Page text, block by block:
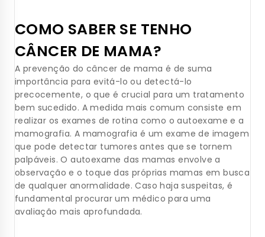
COMO SABER SE TENHO
CÂNCER DE MAMA?
A prevenção do câncer de mama é de suma
importância para evitá-lo ou detectá-lo
precocemente, o que é crucial para um tratamento
bem sucedido. A medida mais comum consiste em
realizar os exames de rotina como o autoexame e a
mamografia. A mamografia é um exame de imagem
que pode detectar tumores antes que se tornem
palpáveis. O autoexame das mamas envolve a
observação e o toque das próprias mamas em busca
de qualquer anormalidade. Caso haja suspeitas, é
fundamental procurar um médico para uma
avaliação mais aprofundada.